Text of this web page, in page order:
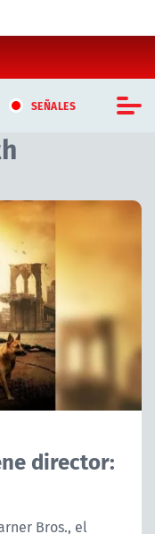
SEÑALES
director:
Bros., el